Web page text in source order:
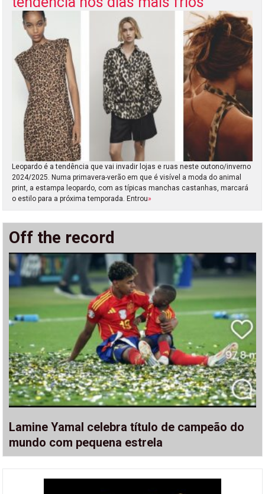
Leopardo é a tendência que vai invadir lojas e ruas neste outono/inverno
2024/2025. Numa primavera-verão em que é visível a moda do animal
print, a estampa leopardo, com as típicas manchas castanhas, marcará
o estilo para a próxima temporada. Entrou»
Off the record
Lamine Yamal celebra título de campeão do
mundo com pequena estrela